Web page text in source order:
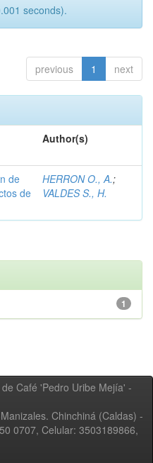
seconds).
previous 1 next
Author(s)
de
de
HERRON O., A.;
VALDES S., H.
1
Café 'Pedro Uribe Mejía' -
Chinchiná (Caldas) -
0707, Celular: 3503189866,